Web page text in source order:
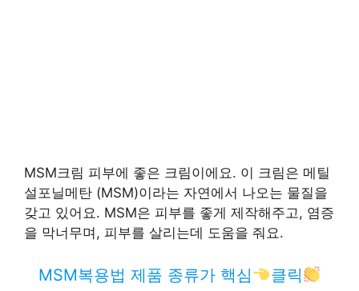
MSM크림 피부에 좋은 크림이에요. 이 크림은 메틸
설포닐메탄 (MSM)이라는 자연에서 나오는 물질을
갖고 있어요. MSM은 피부를 좋게 제작해주고, 염증
을 막너무며, 피부를 살리는데 도움을 줘요.
MSM복용법 제품 종류가 핵심 클릭